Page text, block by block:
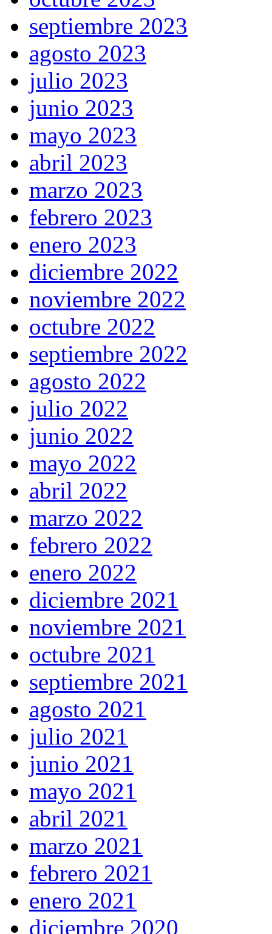
septiembre 2023
agosto 2023
julio 2023
junio 2023
mayo 2023
abril 2023
marzo 2023
febrero 2023
enero 2023
diciembre 2022
noviembre 2022
octubre 2022
septiembre 2022
agosto 2022
julio 2022
junio 2022
mayo 2022
abril 2022
marzo 2022
febrero 2022
enero 2022
diciembre 2021
noviembre 2021
octubre 2021
septiembre 2021
agosto 2021
julio 2021
junio 2021
mayo 2021
abril 2021
marzo 2021
febrero 2021
enero 2021
diciembre 2020